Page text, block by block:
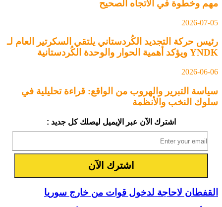
مهم وخطوة في الاتجاه الصحيح
2026-07-05
رئيس حركة التجديد الكُردستاني يلتقي السكرتير العام لـ
YNDK ويؤكد أهمية الحوار والوحدة الكُردستانية
2026-06-06
سياسة التبرير والهروب من الواقع: قراءة تحليلية في
سلوك النخب والأنظمة
اشترك الآن عبر الإيميل ليصلك كل جديد :
القفطان لاحاجة لدخول قوات من خارج سوريا